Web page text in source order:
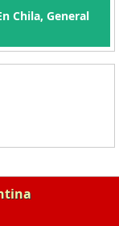
Chila, General